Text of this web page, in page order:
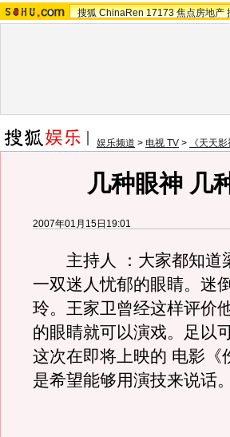
搜狐 ChinaRen 17173 焦点房地产
娱乐频道 > 电视 TV > 《天天影
几种眼神 几
2007年01月15日19:01
主持人 ：大家都知道
一双迷人忧郁的眼睛。迷
玲。王家卫曾经这样评价
的眼睛就可以演戏。足以
这次在即将上映的 电影《
是希望能够用演技来说话。